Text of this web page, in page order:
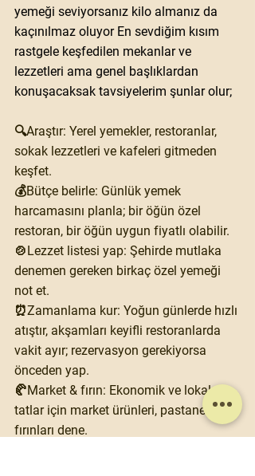
yemeği seviyorsanız kilo almanız da
kaçınılmaz oluyor En sevdiğim kısım
rastgele keşfedilen mekanlar ve
lezzetleri ama genel başlıklardan
konuşacaksak tavsiyelerim şunlar olur;
🔍Araştır: Yerel yemekler, restoranlar,
sokak lezzetleri ve kafeleri gitmeden
keşfet.
💰Bütçe belirle: Günlük yemek
harcamasını planla; bir öğün özel
restoran, bir öğün uygun fiyatlı olabilir.
🍲Lezzet listesi yap: Şehirde mutlaka
denemen gereken birkaç özel yemeği
not et.
⏰Zamanlama kur: Yoğun günlerde hızlı
atıştır, akşamları keyifli restoranlarda
vakit ayır; rezervasyon gerekiyorsa
önceden yap.
🥐Market & fırın: Ekonomik ve lokal
tatlar için market ürünleri, pastane ve
fırınları dene.